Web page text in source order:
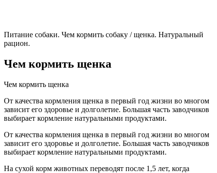
Питание собаки. Чем кормить собаку / щенка. Натуральный
рацион.
Чем кормить щенка
Чем кормить щенка
От качества кормления щенка в первый год жизни во многом
зависит его здоровье и долголетие. Большая часть заводчиков
выбирает кормление натуральными продуктами.
От качества кормления щенка в первый год жизни во многом
зависит его здоровье и долголетие. Большая часть заводчиков
выбирает кормление натуральными продуктами.
На сухой корм животных переводят после 1,5 лет, когда